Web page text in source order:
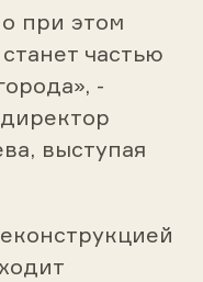
при этом
частью
-
выступая